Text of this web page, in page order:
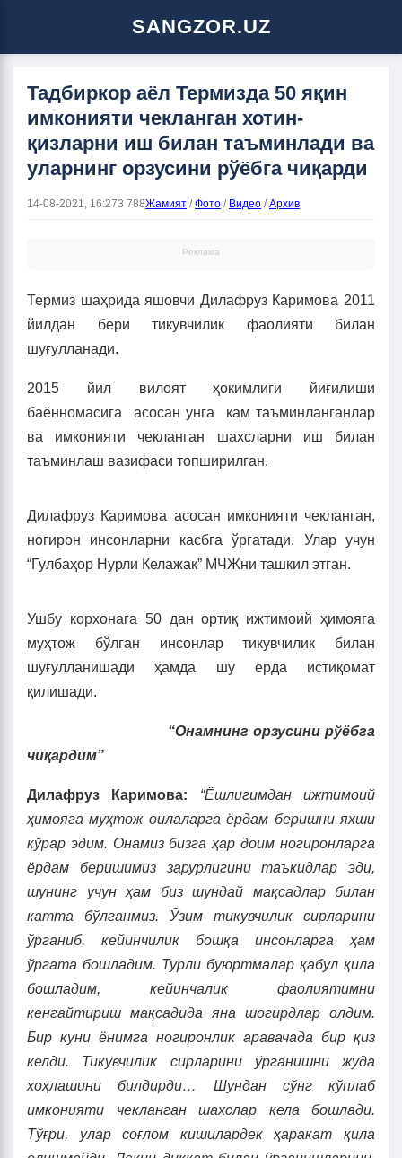
SANGZOR.UZ
Тадбиркор аёл Термизда 50 яқин
имконияти чекланган хотин-
қизларни иш билан таъминлади ва
уларнинг орзусини рўёбга чиқарди
14-08-2021, 16:273 788Жамият /Фото / Видео /Архив
Реклама
Термиз шаҳрида яшовчи Дилафруз Каримова 2011
йилдан бери тикувчилик фаолияти билан
шуғулланади.
2015 йил вилоят ҳокимлиги йиғилиши
баённомасига асосан унга кам таъминланганлар
ва имконияти чекланган шахсларни иш билан
таъминлаш вазифаси топширилган.
Дилафруз Каримова асосан имконияти чекланган,
ногирон инсонларни касбга ўргатади. Улар учун
“Гулбаҳор Нурли Келажак” МЧЖни ташкил этган.
Ушбу корхонага 50 дан ортиқ ижтимоий ҳимояга
муҳтож бўлган инсонлар тикувчилик билан
шуғулланишади ҳамда шу ерда истиқомат
қилишади.
“Онамнинг орзусини рўёбга
чиқардим”
Дилафруз Каримова: “Ёшлигимдан ижтимоий
ҳимояга муҳтож оилаларга ёрдам беришни яхши
кўрар эдим. Онамиз бизга ҳар доим ногиронларга
ёрдам беришимиз зарурлигини таъкидлар эди,
шунинг учун ҳам биз шундай мақсадлар билан
катта бўлганмиз. Ўзим тикувчилик сирларини
ўрганиб, кейинчилик бошқа инсонларга ҳам
ўргата бошладим. Турли буюртмалар қабул қила
бошладим, кейинчалик фаолиятимни
кенгайтириш мақсадида яна шогирдлар олдим.
Бир куни ёнимга ногиронлик аравачада бир қиз
келди. Тикувчилик сирларини ўрганишни жуда
хоҳлашини билдирди… Шундан сўнг кўплаб
имконияти чекланган шахслар кела бошлади.
Тўғри, улар соғлом кишилардек ҳаракат қила